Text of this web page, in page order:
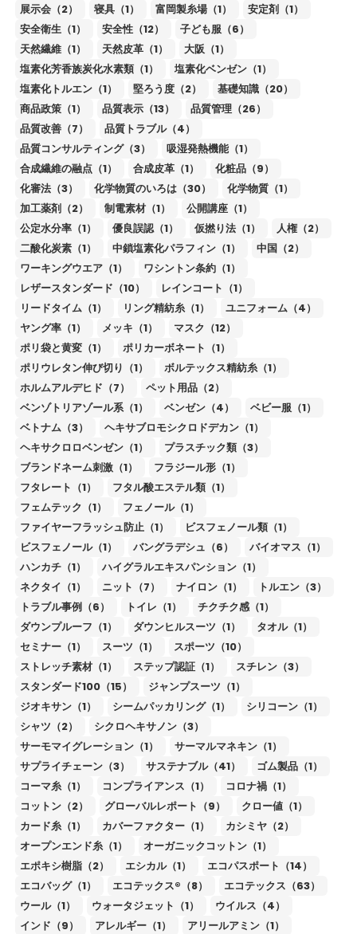
展示会（2）
寝具（1） 富岡製糸場（1）
安定剤（1）
安全衛生（1）
安全性（12）
子ども服（6）
天然繊維（1）
天然皮革（1）
大阪（1）
塩素化芳香族炭化水素類（1）
塩素化ベンゼン（1）
塩素化トルエン（1）
堅ろう度（2）
基礎知識（20）
商品政策（1）
品質表示（13）
品質管理（26）
品質改善（7）
品質トラブル（4）
品質コンサルティング（3）
吸湿発熱機能（1）
合成繊維の融点（1）
合成皮革（1）
化粧品（9）
化審法（3）
化学物質のいろは（30）
化学物質（1）
加工薬剤（2）
制電素材（1）
公開講座（1）
公定水分率（1）
優良誤認（1） 仮撚り法（1）
人権（2）
二酸化炭素（1）
中鎖塩素化パラフィン（1）
中国（2）
ワーキングウエア（1）
ワシントン条約（1）
レザースタンダード（10）
レインコート（1）
リードタイム（1）
リング精紡糸（1）
ユニフォーム（4）
ヤング率（1）
メッキ（1）
マスク（12）
ポリ袋と黄変（1）
ポリカーボネート（1）
ポリウレタン伸び切り（1）
ボルテックス精紡糸（1）
ホルムアルデヒド（7）
ペット用品（2）
ベンゾトリアゾール系（1）
ベンゼン（4）
ベビー服（1）
ベトナム（3）
ヘキサブロモシクロドデカン（1）
ヘキサクロロベンゼン（1）
プラスチック類（3）
ブランドネーム刺激（1）
フラジール形（1）
フタレート（1）
フタル酸エステル類（1）
フェムテック（1）
フェノール（1）
ファイヤーフラッシュ防止（1）
ビスフェノール類（1）
ビスフェノール（1）
バングラデシュ（6）
バイオマス（1）
ハンカチ（1）
ハイグラルエキスパンション（1）
ネクタイ（1）
ニット（7） ナイロン（1）
トルエン（3）
トラブル事例（6）
トイレ（1）
チクチク感（1）
ダウンプルーフ（1）
ダウンヒルスーツ（1）
タオル（1）
セミナー（1）
スーツ（1）
スポーツ（10）
ストレッチ素材（1）
ステップ認証（1）
スチレン（3）
スタンダード100（15）
ジャンプスーツ（1）
ジオキサン（1）
シームパッカリング（1）
シリコーン（1）
シャツ（2）
シクロヘキサノン（3）
サーモマイグレーション（1）
サーマルマネキン（1）
サプライチェーン（3）
サステナブル（41）
ゴム製品（1）
コーマ糸（1）
コンプライアンス（1）
コロナ禍（1）
コットン（2）
グローバルレポート（9）
クロー値（1）
カード糸（1）
カバーファクター（1）
カシミヤ（2）
オープンエンド糸（1）
オーガニックコットン（1）
エポキシ樹脂（2）
エシカル（1）
エコパスポート（14）
エコバッグ（1）
エコテックス®（8）
エコテックス（63）
ウール（1）
ウォータジェット（1）
ウイルス（4）
インド（9）
アレルギー（1） アリールアミン（1）